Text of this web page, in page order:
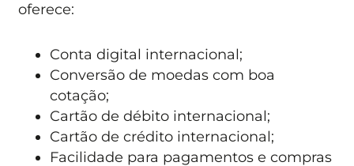
oferece:
Conta digital internacional;
Conversão de moedas com boa
cotação;
Cartão de débito internacional;
Cartão de crédito internacional;
Facilidade para pagamentos e compras